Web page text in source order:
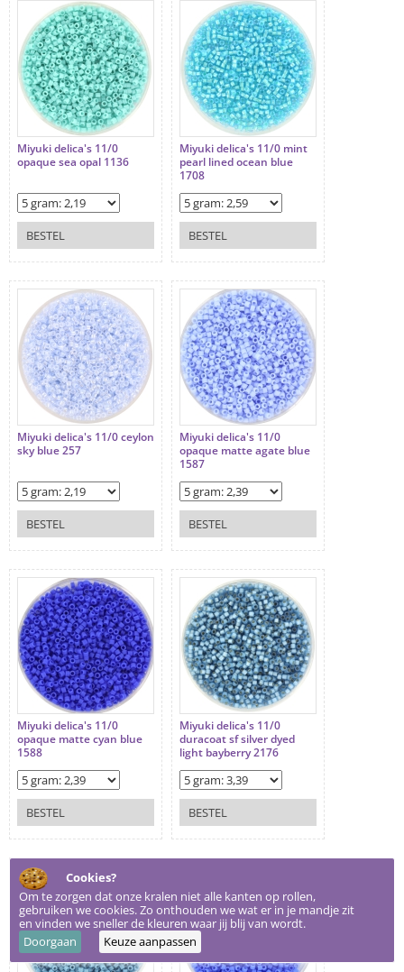
Miyuki delica's 11/0
opaque sea opal 1136
BESTEL
Miyuki delica's 11/0 mint
pearl lined ocean blue
1708
BESTEL
Miyuki delica's 11/0 ceylon
sky blue 257
BESTEL
Miyuki delica's 11/0
opaque matte agate blue
1587
BESTEL
Miyuki delica's 11/0
opaque matte cyan blue
1588
BESTEL
Miyuki delica's 11/0
duracoat sf silver dyed
light bayberry 2176
BESTEL
Cookies?
Om te zorgen dat onze kralen niet alle kanten op rollen,
gebruiken we cookies. Zo onthouden we wat er in je mandje zit
en vinden we sneller de kleuren waar jij blij van wordt.
Doorgaan
Keuze aanpassen